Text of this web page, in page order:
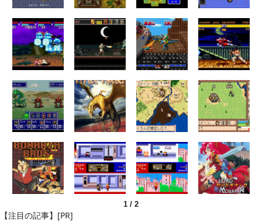
1 / 2
【注目の記事】[PR]